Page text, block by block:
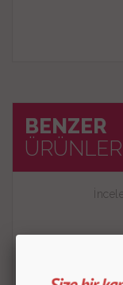
BENZER
ÜRÜNLER